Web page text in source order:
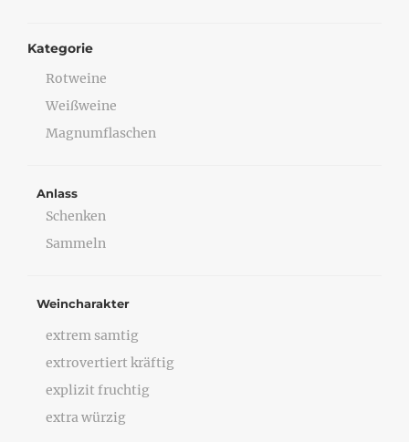
Kategorie
Rotweine
Weißweine
Magnumflaschen
Anlass
Schenken
Sammeln
Weincharakter
extrem samtig
extrovertiert kräftig
explizit fruchtig
extra würzig